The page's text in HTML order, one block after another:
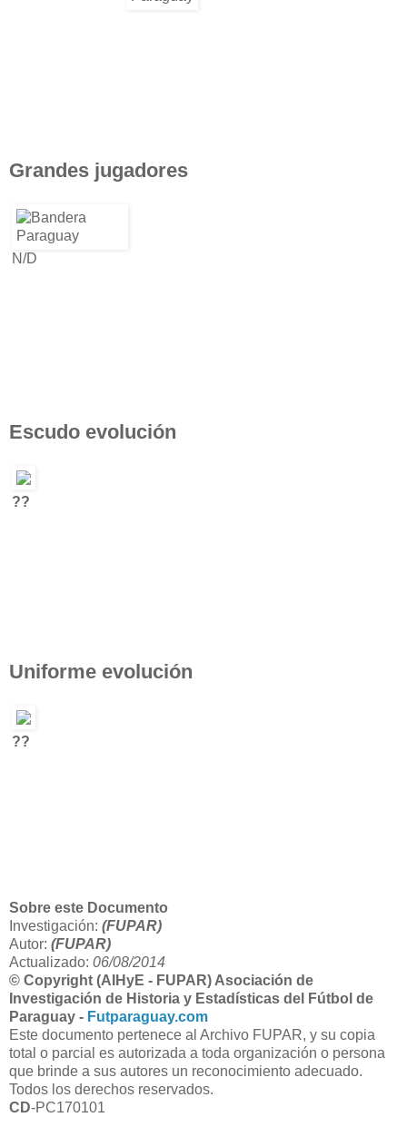
Grandes jugadores
N/D
Escudo evolución
??
Uniforme evolución
??
Sobre este Documento
Investigación: (FUPAR)
Autor: (FUPAR)
Actualizado: 06/08/2014
© Copyright (AIHyE - FUPAR) Asociación de
Investigación de Historia y Estadísticas del Fútbol de
Paraguay - Futparaguay.com
Este documento pertenece al Archivo FUPAR, y su copia
total o parcial es autorizada a toda organización o persona
que brinde a sus autores un reconocimiento adecuado.
Todos los derechos reservados.
CD-PC170101